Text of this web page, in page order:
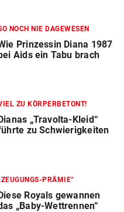
NOCH NIE DAGEWESEN
Prinzessin Diana 1987
bei Aids ein Tabu brach
ZU KÖRPERBETONT!
Dianas „Travolta-Kleid“
zu Schwierigkeiten
PRÄMIE“
Royals gewannen
„Baby-Wettrennen“